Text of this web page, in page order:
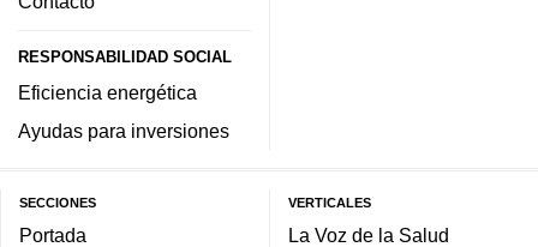
RESPONSABILIDAD SOCIAL
Eficiencia energética
Ayudas para inversiones
SECCIONES
Portada
VERTICALES
La Voz de la Salud